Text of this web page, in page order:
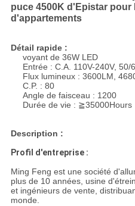
puce 4500K d'Epistar
d'appartements
Détail rapide :
voyant de 36W LED
Entrée : C.A. 110V-240V, 50/
Flux lumineux : 3600LM,
C.P. : 80
Angle de faisceau : 1200
Durée de vie : ≧35000Hours
Description :
Profil d'entreprise :
Ming Feng est une société
plus de 10 années, usine
et ingénieurs de vente,
monde.